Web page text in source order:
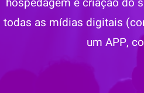
todas as mídias digitais
um APP,